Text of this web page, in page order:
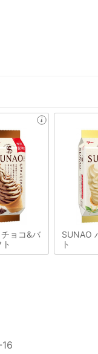
ョコ&バ
SUNAO
ト